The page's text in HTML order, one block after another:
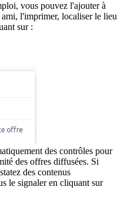
vous pouvez l'ajouter à
l'imprimer, localiser le lieu
sur :
des contrôles pour
des offres diffusées. Si
des contenus
le signaler en cliquant sur